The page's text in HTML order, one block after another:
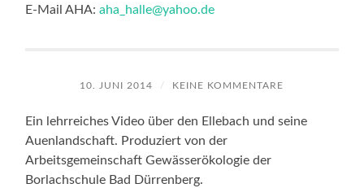
E-Mail AHA:aha_halle@yahoo.de
10. JUNI 2014 / KEINE KOMMENTARE
Ein lehrreiches Video über den Ellebach und seine
Auenlandschaft. Produziert von der
Arbeitsgemeinschaft Gewässerökologie der
Borlachschule Bad Dürrenberg.